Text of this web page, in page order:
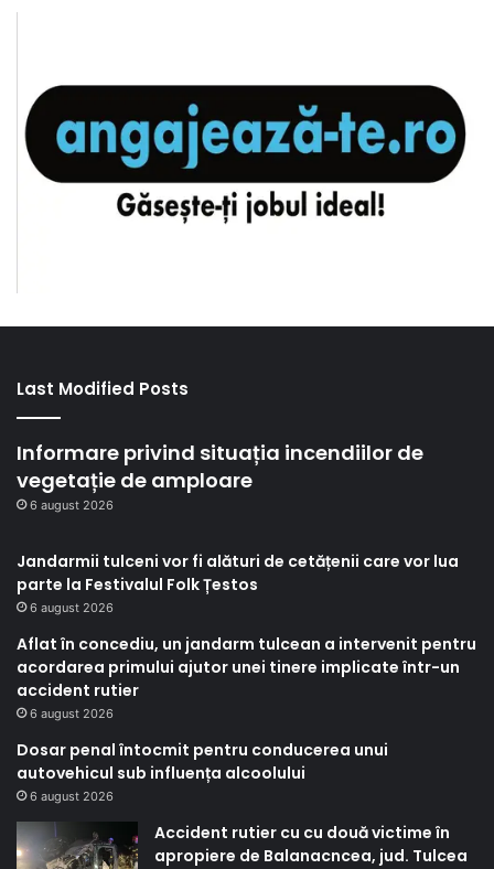
Last Modified Posts
Informare privind situația incendiilor de
vegetație de amploare
6 august 2026
Jandarmii tulceni vor fi alături de cetățenii care vor lua
parte la Festivalul Folk Țestos
6 august 2026
Aflat în concediu, un jandarm tulcean a intervenit pentru
acordarea primului ajutor unei tinere implicate într-un
accident rutier
6 august 2026
Dosar penal întocmit pentru conducerea unui
autovehicul sub influența alcoolului
6 august 2026
Accident rutier cu cu două victime în
apropiere de Balanacncea, jud. Tulcea